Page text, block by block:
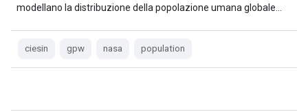
modellano la distribuzione della popolazione umana globale…
ciesin gpw nasa population